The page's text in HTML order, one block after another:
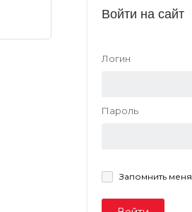
Войти на сайт
Логин
Пароль
Запомнить меня